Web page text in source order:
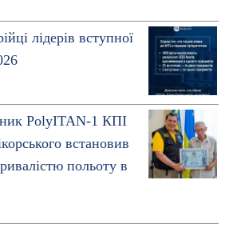
лідерів вступної
PolyITAN-1 КПІ
встановив
польоту в